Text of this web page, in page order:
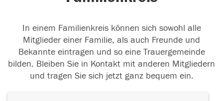
In einem Familienkreis können sich sowohl alle
Mitglieder einer Familie, als auch Freunde und
Bekannte eintragen und so eine Trauergemeinde
bilden. Bleiben Sie in Kontakt mit anderen Mitgliedern
und tragen Sie sich jetzt ganz bequem ein.